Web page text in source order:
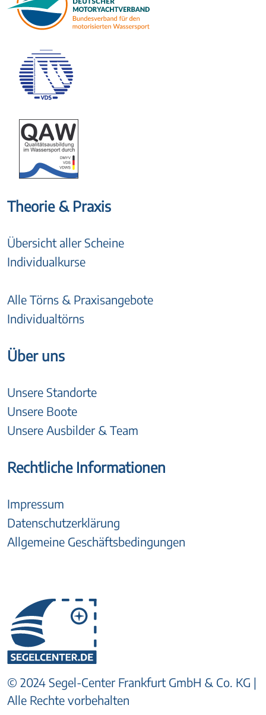
Theorie & Praxis
Übersicht aller Scheine
Individualkurse
Alle Törns & Praxisangebote
Individualtörns
Über uns
Unsere Standorte
Unsere Boote
Unsere Ausbilder & Team
Rechtliche Informationen
Impressum
Datenschutzerklärung
Allgemeine Geschäftsbedingungen
© 2024 Segel-Center Frankfurt GmbH & Co. KG |
Alle Rechte vorbehalten